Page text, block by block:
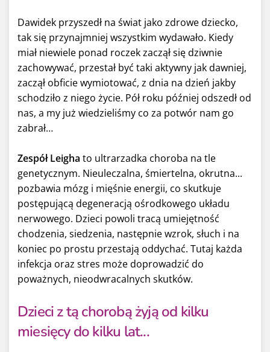
Dawidek przyszedł na świat jako zdrowe dziecko,
tak się przynajmniej wszystkim wydawało. Kiedy
miał niewiele ponad roczek zaczął się dziwnie
zachowywać, przestał być taki aktywny jak dawniej,
zaczął obficie wymiotować, z dnia na dzień jakby
schodziło z niego życie. Pół roku później odszedł od
nas, a my już wiedzieliśmy co za potwór nam go
zabrał…
Zespół Leigha to ultrarzadka choroba na tle
genetycznym. Nieuleczalna, śmiertelna, okrutna...
pozbawia mózg i mięśnie energii, co skutkuje
postępującą degeneracją ośrodkowego układu
nerwowego. Dzieci powoli tracą umiejętność
chodzenia, siedzenia, następnie wzrok, słuch i na
koniec po prostu przestają oddychać. Tutaj każda
infekcja oraz stres może doprowadzić do
poważnych, nieodwracalnych skutków.
Dzieci z tą chorobą żyją od kilku
miesięcy do kilku lat...